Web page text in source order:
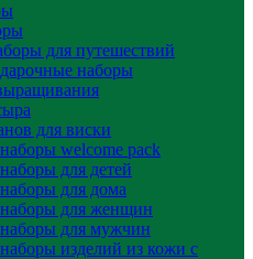
для путешествий
наборы
для виски
welcome pack
для детей
для дома
для женщин
для мужчин
изделий из кожи с